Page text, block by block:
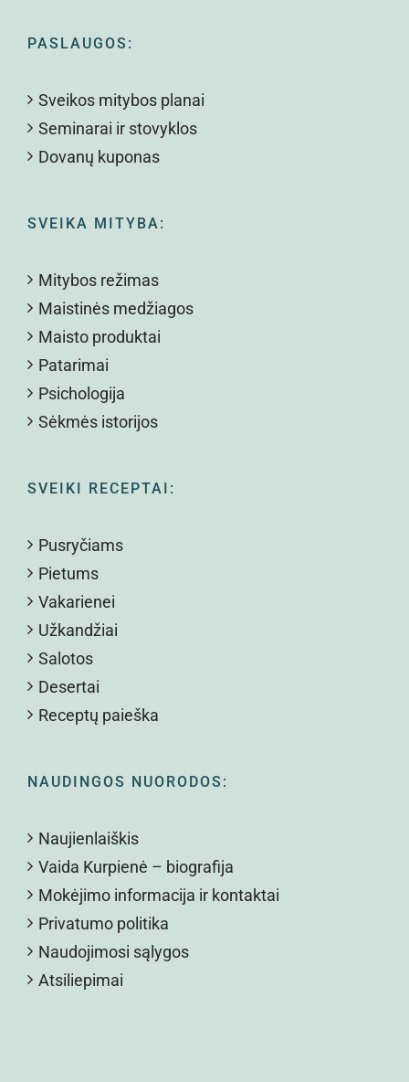
PASLAUGOS:
Sveikos mitybos planai
Seminarai ir stovyklos
Dovanų kuponas
SVEIKA MITYBA:
Mitybos režimas
Maistinės medžiagos
Maisto produktai
Patarimai
Psichologija
Sėkmės istorijos
SVEIKI RECEPTAI:
Pusryčiams
Pietums
Vakarienei
Užkandžiai
Salotos
Desertai
Receptų paieška
NAUDINGOS NUORODOS:
Naujienlaiškis
Vaida Kurpienė – biografija
Mokėjimo informacija ir kontaktai
Privatumo politika
Naudojimosi sąlygos
Atsiliepimai